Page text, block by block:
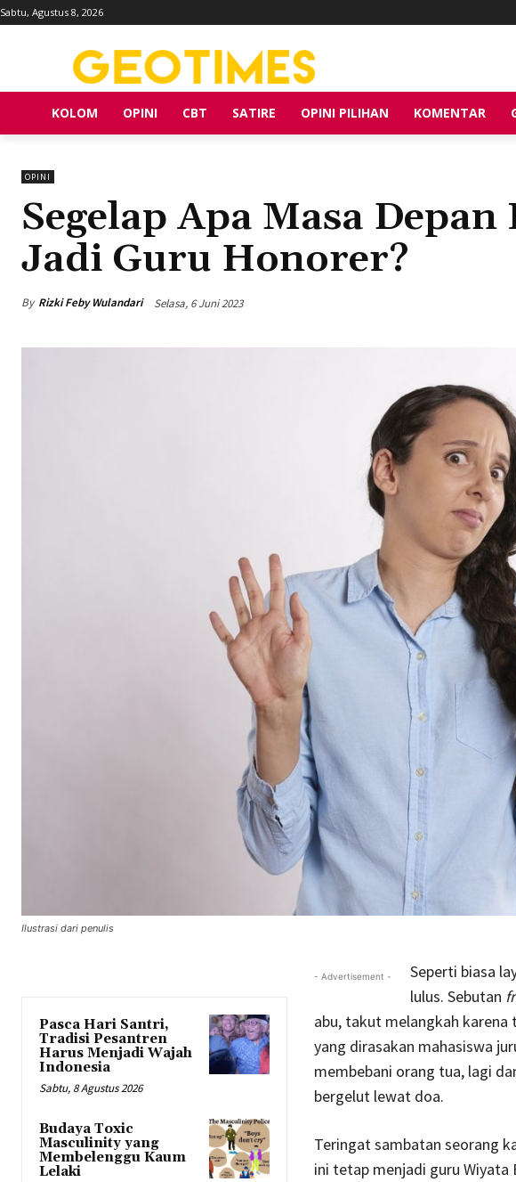
Sabtu, Agustus 8, 2026
KOLOM OPINI CBT SATIRE OPINI PILIHAN KOMENTAR
OPINI
Segelap Apa Masa
Jadi Guru Honorer?
By Rizki Feby Wulandari Selasa, 6 Juni 2023
Ilustrasi dari penulis
Pasca Hari Santri,
Tradisi Pesantren
Harus Menjadi Wajah
Indonesia
Sabtu, 8 Agustus 2026
Budaya Toxic
Masculinity yang
Membelenggu Kaum
Lelaki
- Advertisement -
Seperti biasa
lulus. Sebutan
abu, takut melangkah
yang dirasakan mahasiswa
membebani orang tua, lagi
bergelut lewat doa.
Teringat sambatan seorang
ini tetap menjadi guru